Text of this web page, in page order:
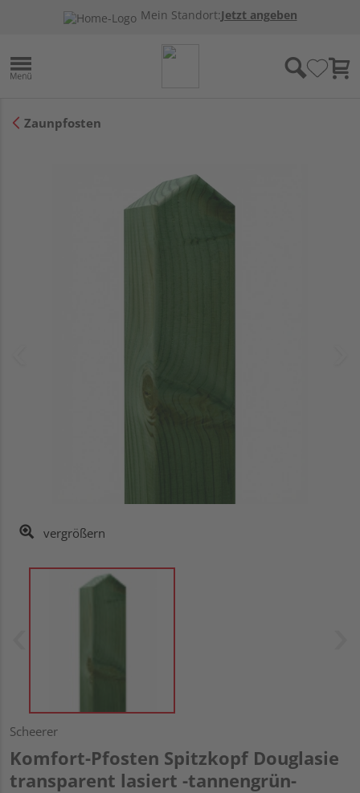
Mein Standort:Jetzt angeben
Zaunpfosten
vergrößern
Scheerer
Komfort-Pfosten Spitzkopf Douglasie
transparent lasiert -tannengrün-